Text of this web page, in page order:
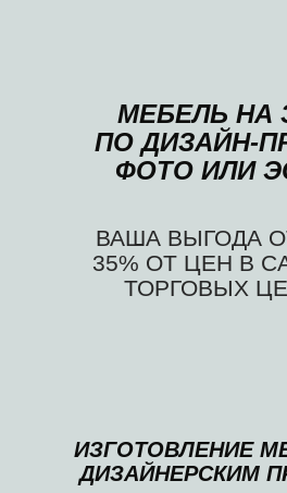
МЕБЕЛЬ НА
ПО ДИЗАЙН-
ФОТО ИЛИ
ВАША ВЫГОДА
35% ОТ ЦЕН В
ТОРГОВЫХ
ИЗГОТОВЛЕНИЕ
ДИЗАЙНЕРСКИМ